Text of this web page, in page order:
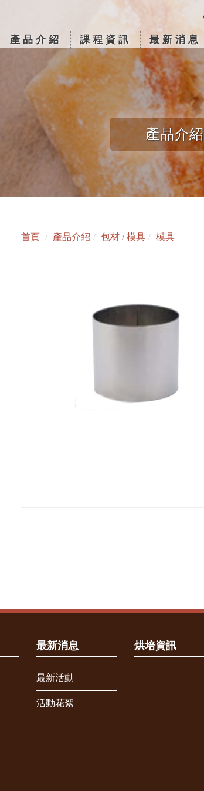
產品介紹 課程資訊 最新消息
產品介紹
首頁 產品介紹 包材 / 模具 模具
最新消息
最新活動
活動花絮
烘培資訊